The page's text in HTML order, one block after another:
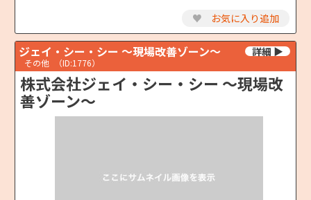
♥ お気に入り追加
ジェイ・シー・シー ～現場改善ゾーン～
その他 （ID:1776）
株式会社ジェイ・シー・シー ～現場改
善ゾーン～